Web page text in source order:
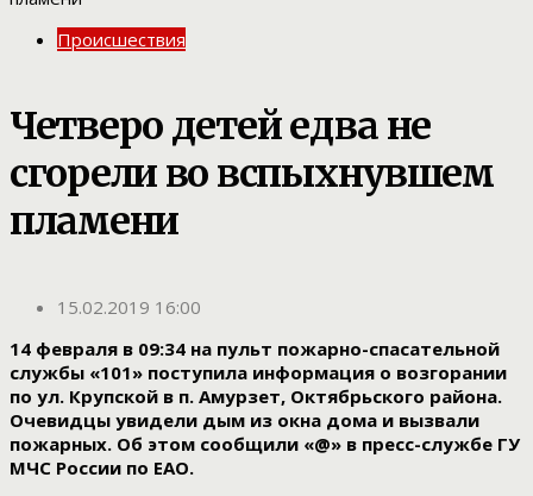
Происшествия
Четверо детей едва не
сгорели во вспыхнувшем
пламени
15.02.2019 16:00
14 февраля в 09:34 на пульт пожарно-спасательной
службы «101» поступила информация о возгорании
по ул. Крупской в п. Амурзет, Октябрьского района.
Очевидцы увидели дым из окна дома и вызвали
пожарных. Об этом сообщили «@» в пресс-службе ГУ
МЧС России по ЕАО.